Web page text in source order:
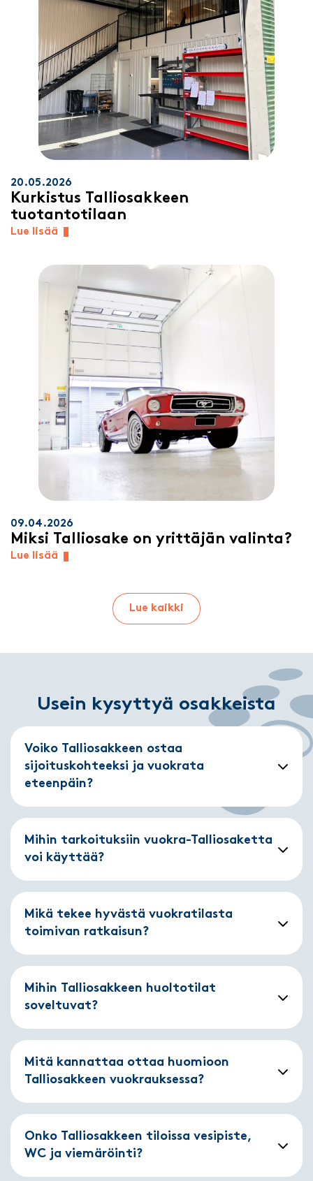
20.05.2026
Kurkistus Talliosakkeen
tuotantotilaan
Lue lisää
09.04.2026
Miksi Talliosake on yrittäjän valinta?
Lue lisää
Lue kaikki
Usein kysyttyä osakkeista
Voiko Talliosakkeen ostaa
sijoituskohteeksi ja vuokrata
eteenpäin?
Mihin tarkoituksiin vuokra-Talliosaketta
voi käyttää?
Mikä tekee hyvästä vuokratilasta
toimivan ratkaisun?
Mihin Talliosakkeen huoltotilat
soveltuvat?
Mitä kannattaa ottaa huomioon
Talliosakkeen vuokrauksessa?
Onko Talliosakkeen tiloissa vesipiste,
WC ja viemäröinti?